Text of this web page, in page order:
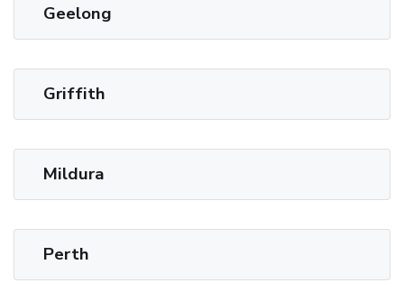
Geelong
Griffith
Mildura
Perth